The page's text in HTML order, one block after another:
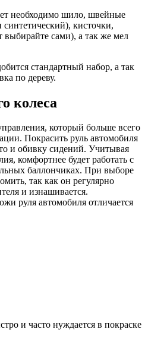
необходимо шило, швейные
кисточки,
выбирайте сами), а так же мел
стандартный набор, а так
по дереву.
колеса
который больше всего
Покрасить руль автомобиля
и обивку сидений. Учитывая
комфортнее будет работать с
баллончиках. При выборе
так как он регулярно
и изнашивается.
руля автомобиля отличается
и часто нуждается в покраске